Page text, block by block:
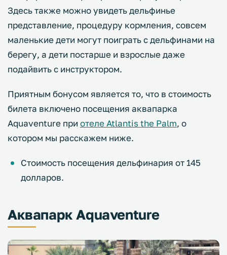
Здесь также можно увидеть дельфинье
представление, процедуру кормления, совсем
маленькие дети могут поиграть с дельфинами на
берегу, а дети постарше и взрослые даже
подайвить с инструктором.
Приятным бонусом является то, что в стоимость
билета включено посещения аквапарка
Aquaventure при отеле Atlantis the Palm, о
котором мы расскажем ниже.
Стоимость посещения дельфинария от 145
долларов.
Аквапарк Aquaventure